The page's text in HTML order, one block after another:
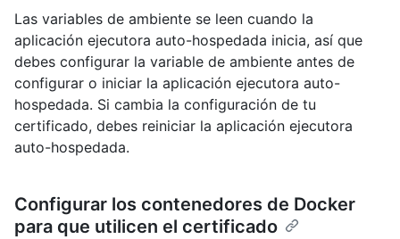
Las variables de ambiente se leen cuando la
aplicación ejecutora auto-hospedada inicia, así que
debes configurar la variable de ambiente antes de
configurar o iniciar la aplicación ejecutora auto-
hospedada. Si cambia la configuración de tu
certificado, debes reiniciar la aplicación ejecutora
auto-hospedada.
Configurar los contenedores de Docker
para que utilicen el certificado